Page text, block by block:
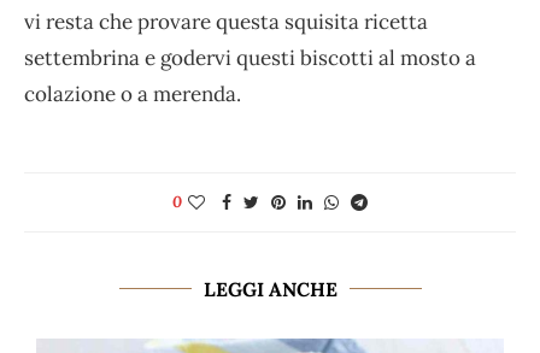
vi resta che provare questa squisita ricetta
settembrina e godervi questi biscotti al mosto a
colazione o a merenda.
0
LEGGI ANCHE